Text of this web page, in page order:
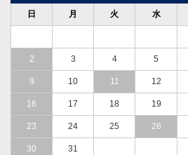
日 月 火 水
2 3 4 5
9 10 11 12
16 17 18 19
23 24 25 26
30 31